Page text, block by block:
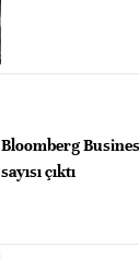
Bloomberg
sayısı çıktı